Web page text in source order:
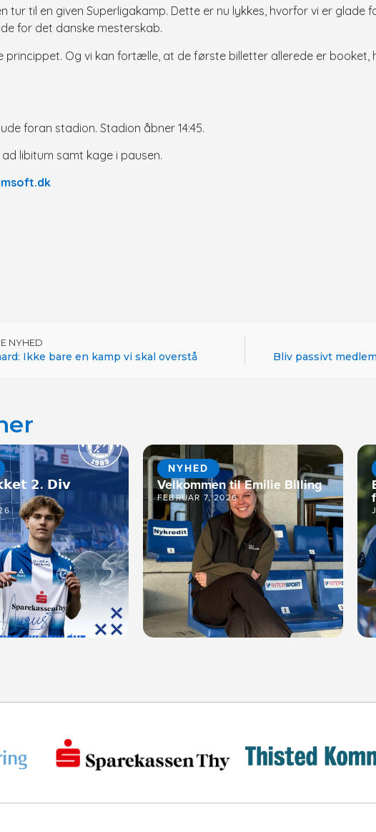
til en given Superligakamp. Dette er nu lykkes, hvorfor vi er glade
for det danske mesterskab.
Og vi kan fortælle, at de første billetter allerede er
foran stadion. Stadion åbner 14:45.
libitum samt kage i pausen.
NYHED
Ikke bare en kamp vi skal overstå Bliv passivt
𝟮. 𝗗𝗶𝘃
NYHED
Velkommen til Emilie Billing
FEBRUAR 7, 2026